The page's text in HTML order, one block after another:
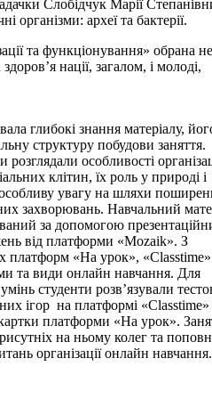
Слобідчук Марії
організми: археї та бактерії.
та функціонування» обрана не
нації, загалом, і молоді,
глибокі знання матеріалу,
структуру побудови заняття.
особливості
клітин, їх роль у природі і
увагу на шляхи
захворювань. Навчальний
за допомогою
від платформи «Mozaik». З
платформ «На урок», «Classtime»
та види онлайн навчання. Для
студенти розв’язували
ігор на платформі «Classtime»
платформи «На урок».
на ньому колег та
організації онлайн навчання.